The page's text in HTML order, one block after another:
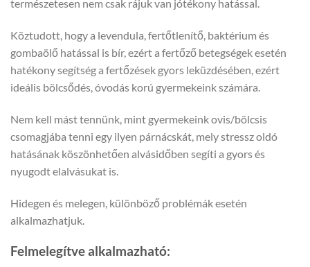
természetesen nem csak rájuk van jótékony hatással.
Köztudott, hogy a levendula, fertőtlenítő, baktérium és
gombaölő hatással is bír, ezért a fertőző betegségek esetén
hatékony segítség a fertőzések gyors leküzdésében, ezért
ideális bölcsődés, óvodás korú gyermekeink számára.
Nem kell mást tennünk, mint gyermekeink ovis/bölcsis
csomagjába tenni egy ilyen párnácskát, mely stressz oldó
hatásának köszönhetően alvásidőben segíti a gyors és
nyugodt elalvásukat is.
Hidegen és melegen, különböző problémák esetén
alkalmazhatjuk.
Felmelegítve alkalmazható: